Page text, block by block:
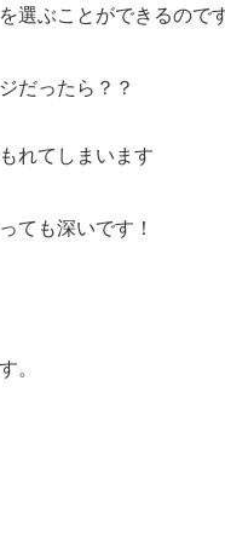
選ぶことができるので
だったら？？
れてしまいます
ても深いです！
。